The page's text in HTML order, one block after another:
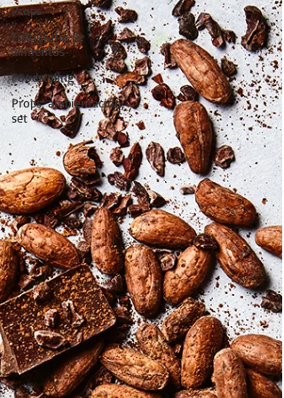
Props
Fotografía de
alimentos
Foodstyling
Props, ambientación,
set